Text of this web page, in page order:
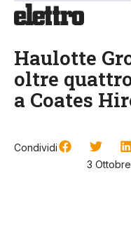
Haulotte
oltre
a Coates
Condividi
3